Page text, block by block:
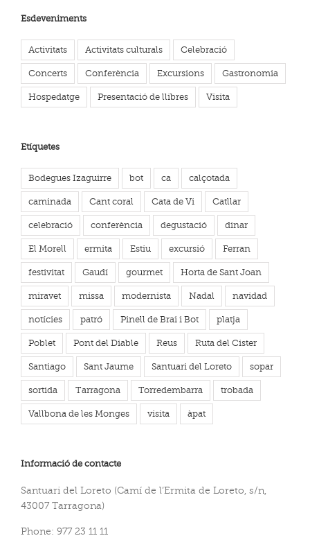
Esdeveniments
Activitats Activitats culturals Celebració
Concerts Conferència Excursions Gastronomia
Hospedatge Presentació de llibres Visita
Etíquetes
Bodegues Izaguirre bot ca calçotada
caminada Cant coral Cata de Vi Catllar
celebració conferència degustació dinar
El Morell ermita Estiu excursió Ferran
festivitat Gaudí gourmet Horta de Sant Joan
miravet missa modernista Nadal navidad
notícies patró Pinell de Brai i Bot platja
Poblet Pont del Diable Reus Ruta del Cister
Santiago Sant Jaume Santuari del Loreto sopar
sortida Tarragona Torredembarra trobada
Vallbona de les Monges visita àpat
Informació de contacte
Santuari del Loreto (Camí de l’Ermita de Loreto, s/n,
43007 Tarragona)
Phone: 977 23 11 11